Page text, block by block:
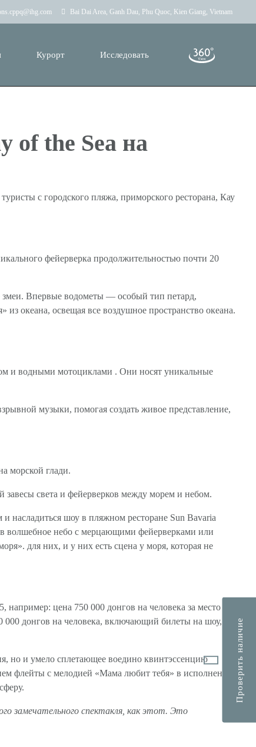
Bai Dai Area, Ganh Dau, Phu Quoc, Kien Giang, Vietnam
Курорт Исследовать
of the Sea на
с городского пляжа, приморского ресторана, Кау
фейерверка продолжительностью почти 20
змеи. Впервые водометы — особый тип петард,
океана, освещая все воздушное пространство океана.
и водными мотоциклами . Они носят уникальные
музыки, помогая создать живое представление,
морской глади.
света и фейерверков между морем и небом.
насладиться шоу в пляжном ресторане Sun Bavaria
в волшебное небо с мерцающими фейерверками или
для них, и у них есть сцена у моря, которая не
цена 750 000 донгов на человека за место на
000 донгов на человека, включающий билеты на шоу,
но и умело сплетающее воедино квинтэссенцию
флейты с мелодией «Мама любит тебя» в исполнении
замечательного спектакля, как этот. Это
Проверить наличие